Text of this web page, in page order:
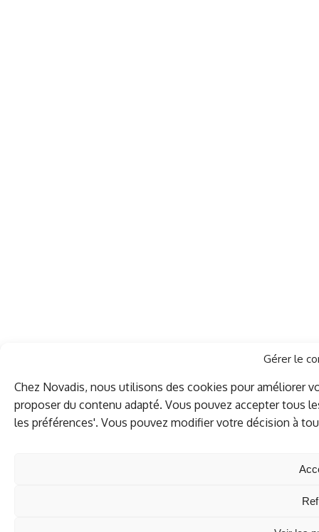
Gérer le
Chez Novadis, nous utilisons des cookies pour améliorer
proposer du contenu adapté. Vous pouvez accepter tous
les préférences'. Vous pouvez modifier votre décision à